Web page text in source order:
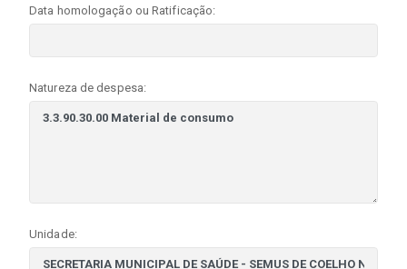
Data homologação ou Ratificação:
Natureza de despesa:
Unidade: